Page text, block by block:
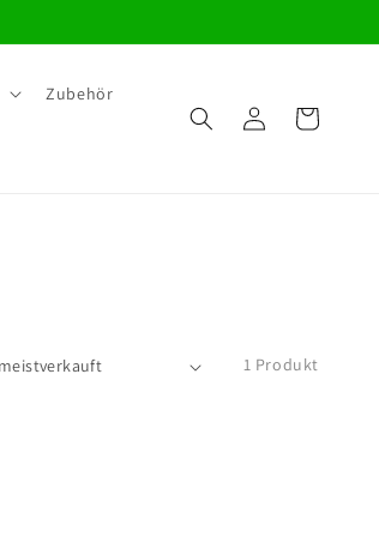
Zubehör
EinloggenWarenkorb
1 Produkt